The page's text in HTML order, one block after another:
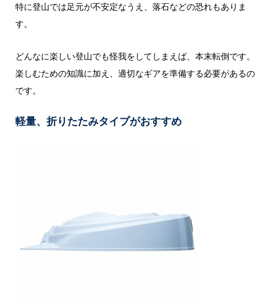
特に登山では足元が不安定なうえ、落石などの恐れもありま
す。
どんなに楽しい登山でも怪我をしてしまえば、本末転倒です。
楽しむための知識に加え、適切なギアを準備する必要があるの
です。
軽量、折りたたみタイプがおすすめ